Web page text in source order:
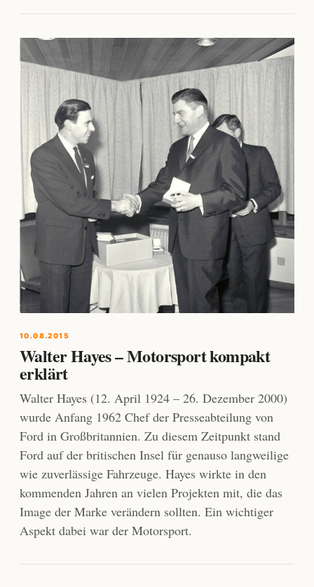
10.08.2015
Walter Hayes – Motorsport kompakt
erklärt
Walter Hayes (12. April 1924 – 26. Dezember 2000)
wurde Anfang 1962 Chef der Presseabteilung von
Ford in Großbritannien. Zu diesem Zeitpunkt stand
Ford auf der britischen Insel für genauso langweilige
wie zuverlässige Fahrzeuge. Hayes wirkte in den
kommenden Jahren an vielen Projekten mit, die das
Image der Marke verändern sollten. Ein wichtiger
Aspekt dabei war der Motorsport.